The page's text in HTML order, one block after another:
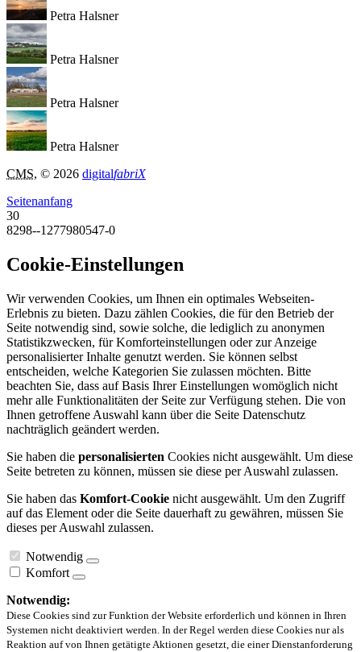
Petra Halsner
Petra Halsner
Petra Halsner
Petra Halsner
CMS, © 2026 digitalfabriX
Seitenanfang
30
8298--1277980547-0
Cookie-Einstellungen
Wir verwenden Cookies, um Ihnen ein optimales Webseiten-
Erlebnis zu bieten. Dazu zählen Cookies, die für den Betrieb der
Seite notwendig sind, sowie solche, die lediglich zu anonymen
Statistikzwecken, für Komforteinstellungen oder zur Anzeige
personalisierter Inhalte genutzt werden. Sie können selbst
entscheiden, welche Kategorien Sie zulassen möchten. Bitte
beachten Sie, dass auf Basis Ihrer Einstellungen womöglich nicht
mehr alle Funktionalitäten der Seite zur Verfügung stehen. Die von
Ihnen getroffene Auswahl kann über die Seite Datenschutz
nachträglich geändert werden.
Sie haben die personalisierten Cookies nicht ausgewählt. Um diese
Seite betreten zu können, müssen sie diese per Auswahl zulassen.
Sie haben das Komfort-Cookie nicht ausgewählt. Um den Zugriff
auf das Element oder die Seite dauerhaft zu gewähren, müssen Sie
dieses per Auswahl zulassen.
Notwendig
Komfort
Notwendig:
Diese Cookies sind zur Funktion der Website erforderlich und können in Ihren
Systemen nicht deaktiviert werden. In der Regel werden diese Cookies nur als
Reaktion auf von Ihnen getätigte Aktionen gesetzt, die einer Dienstanforderung